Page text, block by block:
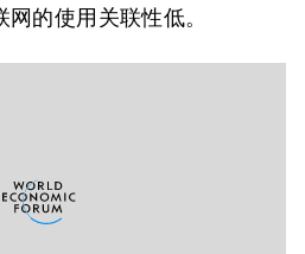
的使用关联性低。